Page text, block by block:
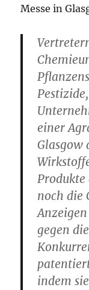
Messe in
einer
Glasgow
Produkte
noch die
gegen
indem